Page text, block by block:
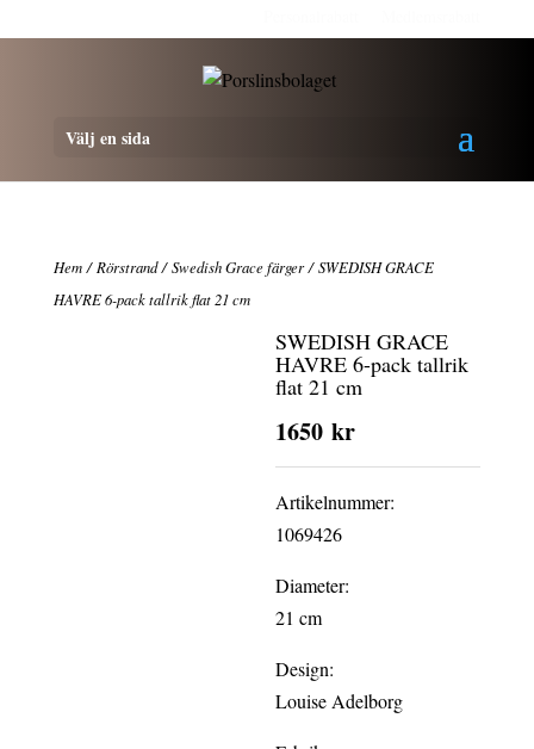
Välj en sida
Hem/ Rörstrand/Swedish Grace färger/ SWEDISH GRACE
HAVRE 6-pack tallrik flat 21 cm
SWEDISH GRACE
HAVRE 6-pack tallrik
flat 21 cm
1650kr
Artikelnummer:
1069426
Diameter:
21 cm
Design:
Louise Adelborg